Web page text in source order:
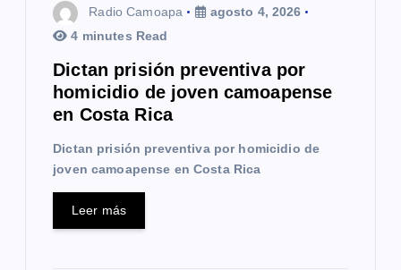
Radio Camoapa
agosto 4, 2026
4 minutes Read
Dictan prisión preventiva por
homicidio de joven camoapense
en Costa Rica
Dictan prisión preventiva por homicidio de
joven camoapense en Costa Rica
Leer más